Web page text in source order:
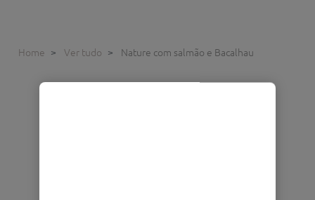
Home Ver tudo Nature com salmão e Bacalhau